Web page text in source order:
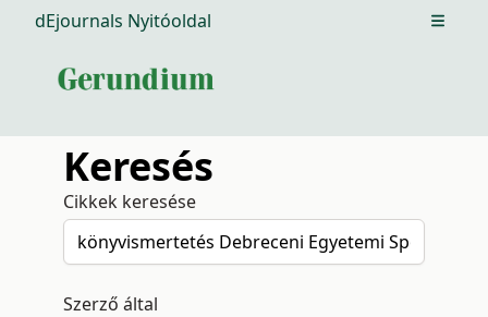
dEjournals Nyitóoldal Open
Keresés
Cikkek keresése
Szerző által